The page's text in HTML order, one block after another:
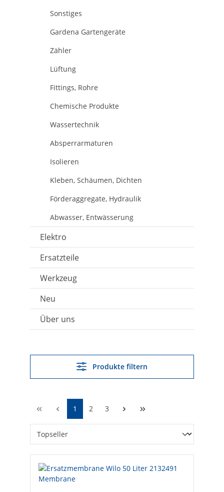
Sonstiges
Gardena Gartengeräte
Zähler
Lüftung
Fittings, Rohre
Chemische Produkte
Wassertechnik
Absperrarmaturen
Isolieren
Kleben, Schäumen, Dichten
Förderaggregate, Hydraulik
Abwasser, Entwässerung
Elektro
Ersatzteile
Werkzeug
Neu
Über uns
Produkte filtern
1 2 3